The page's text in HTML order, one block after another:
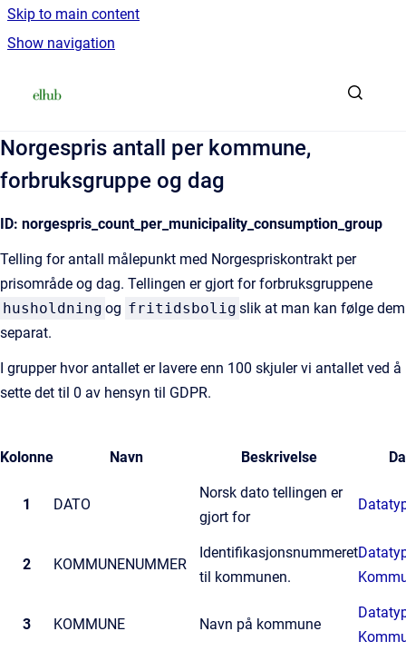
Skip to main content
Show navigation
Norgespris antall per kommune,
forbruksgruppe og dag
ID: norgespris_count_per_municipality_consumption_group
Telling for antall målepunkt med Norgespriskontrakt per
prisområde og dag. Tellingen er gjort for forbruksgruppene
husholdning og fritidsbolig slik at man kan følge dem
separat.
I grupper hvor antallet er lavere enn 100 skjuler vi antallet ved å
sette det til 0 av hensyn til GDPR.
Kolonne Navn Beskrivelse
1 DATO
Norsk dato tellingen er
gjort for
2 KOMMUNENUMMER
Identifikasjonsnummeret
til kommunen.
3 KOMMUNE Navn på kommune